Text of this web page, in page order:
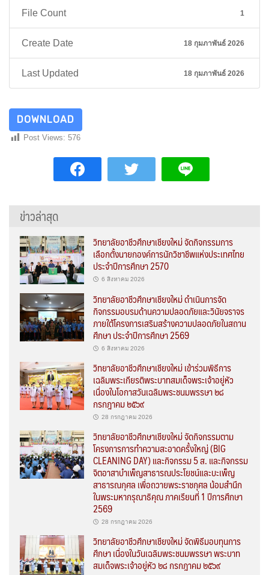
File Count 1
Create Date 18 กุมภาพันธ์ 2026
Last Updated 18 กุมภาพันธ์ 2026
DOWNLOAD
Post Views: 576
ข่าวล่าสุด
วิทยาลัยอาชีวศึกษาเชียงใหม่ จัดกิจกรรมการ
เลือกตั้งนายกองค์การนักวิชาชีพแห่งประเทศไทย
ประจำปีการศึกษา 2570
6 สิงหาคม 2026
วิทยาลัยอาชีวศึกษาเชียงใหม่ ดำเนินการจัด
กิจกรรมอบรมด้านความปลอดภัยและวินัยจราจร
ภายใต้โครงการเสริมสร้างความปลอดภัยในสถาน
ศึกษา ประจำปีการศึกษา 2569
6 สิงหาคม 2026
วิทยาลัยอาชีวศึกษาเชียงใหม่ เข้าร่วมพิธีการ
เฉลิมพระเกียรติพระบาทสมเด็จพระเจ้าอยู่หัว
เนื่องในโอกาสวันเฉลิมพระชนมพรรษา ๒๘
กรกฎาคม ๒๕๖๙
28 กรกฎาคม 2026
วิทยาลัยอาชีวศึกษาเชียงใหม่ จัดกิจกรรมตาม
โครงการการทำความสะอาดครั้งใหญ่ (BIG
CLEANING DAY) และกิจกรรม 5 ส. และกิจกรรม
จิตอาสาบำเพ็ญสาธารณประโยชน์และบะเพ็ญ
สาธารณกุศล เพื่อถวายพระราชกุศล น้อมสำนึก
ในพระมหากรุณาธิคุณ ภาคเรียนที่ 1 ปีการศึกษา
2569
28 กรกฎาคม 2026
วิทยาลัยอาชีวศึกษาเชียงใหม่ จัดพิธีมอบทุนการ
ศึกษา เนื่องในวันเฉลิมพระชนมพรรษา พระบาท
สมเด็จพระเจ้าอยู่หัว ๒๘ กรกฎาคม ๒๕๖๙